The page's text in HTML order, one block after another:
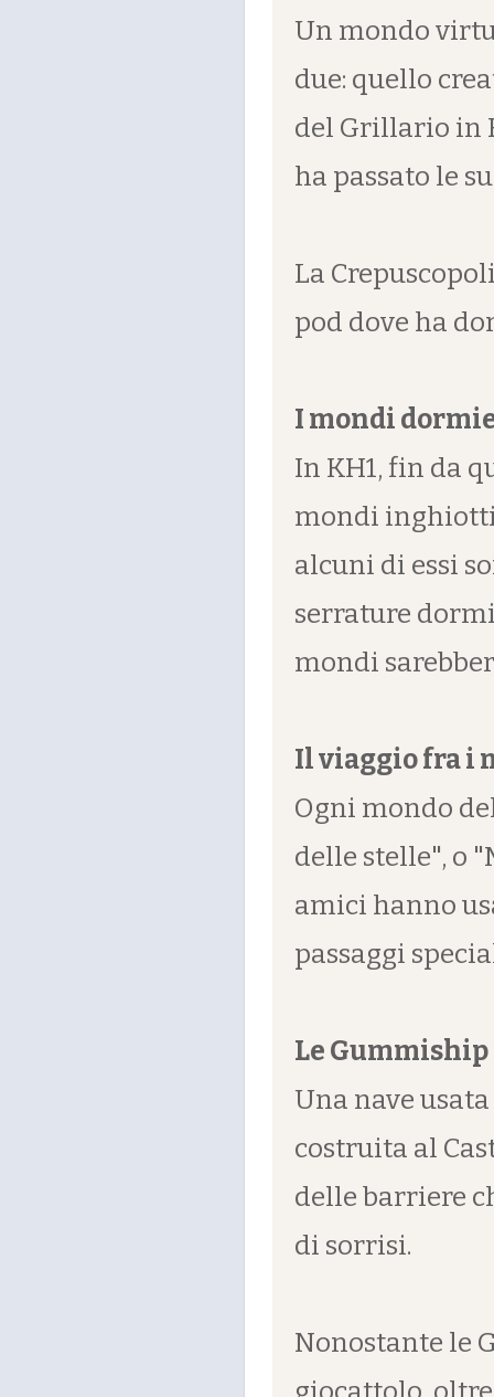
Un mondo
due: quello
del Grillario in
ha passato le
La
pod dove ha
I mondi
In KH1, fin da
mondi
alcuni di essi
serrature
mondi
Il viaggio fra i
Ogni mondo
delle stelle", o
amici hanno
passaggi
Le Gummiship
Una nave
costruita al
delle barriere
di sorrisi.
Nonostante le